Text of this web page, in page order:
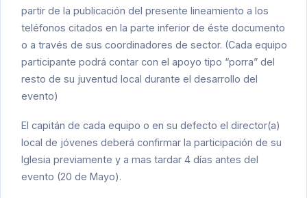
partir de la publicación del presente lineamiento a los
teléfonos citados en la parte inferior de éste documento
o a través de sus coordinadores de sector. (Cada equipo
participante podrá contar con el apoyo tipo “porra” del
resto de su juventud local durante el desarrollo del
evento)
El capitán de cada equipo o en su defecto el director(a)
local de jóvenes deberá confirmar la participación de su
Iglesia previamente y a mas tardar 4 días antes del
evento (20 de Mayo).